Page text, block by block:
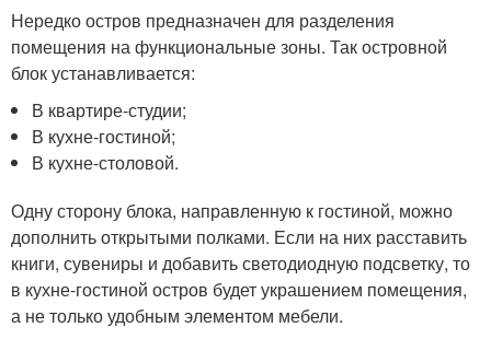
Нередко остров предназначен для разделения
помещения на функциональные зоны. Так островной
блок устанавливается:
В квартире-студии;
В кухне-гостиной;
В кухне-столовой.
Одну сторону блока, направленную к гостиной, можно
дополнить открытыми полками. Если на них расставить
книги, сувениры и добавить светодиодную подсветку, то
в кухне-гостиной остров будет украшением помещения,
а не только удобным элементом мебели.